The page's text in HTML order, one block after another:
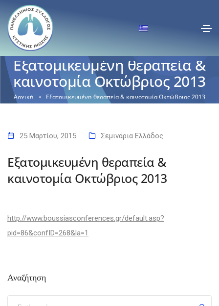
Εξατομικευμένη θεραπεία &
καινοτομία Οκτώβριος 2013
Αρχική Εξατομικευμένη θεραπεία & καινοτομία Οκτώβριος 2013
25 Μαρτίου, 2015 Σεμινάρια Ελλάδος
Εξατομικευμένη θεραπεία &
καινοτομία Οκτώβριος 2013
http://www.boussiasconferences.gr/default.asp?
pid=86&confID=268&la=1
Αναζήτηση